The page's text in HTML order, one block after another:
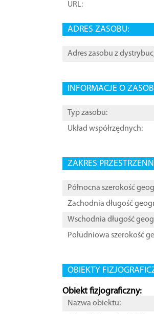
URL:
ADRES ZASOBU:
Adres zasobu z
INFORMACJE O
Typ zasobu:
Układ współrzędnych:
ZAKRES
Północna szerokość
Zachodnia długość
Wschodnia długość
Południowa szerokość
OBIEKTY
Obiekt fizjograficzny:
Nazwa obiektu: